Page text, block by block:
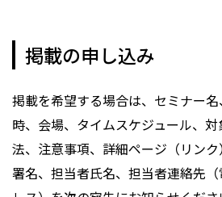
掲載の申し込み
掲載を希望する場合は、セミナー
時、会場、タイムスケジュール、
法、注意事項、詳細ページ（リン
署名、担当者氏名、担当者連絡先